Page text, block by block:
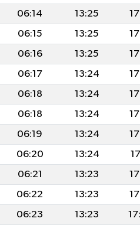
06:14 13:25
06:15 13:25
06:16 13:25
06:17 13:24
06:18 13:24
06:18 13:24
06:19 13:24
06:20 13:24
06:21 13:23
06:22 13:23
06:23 13:23